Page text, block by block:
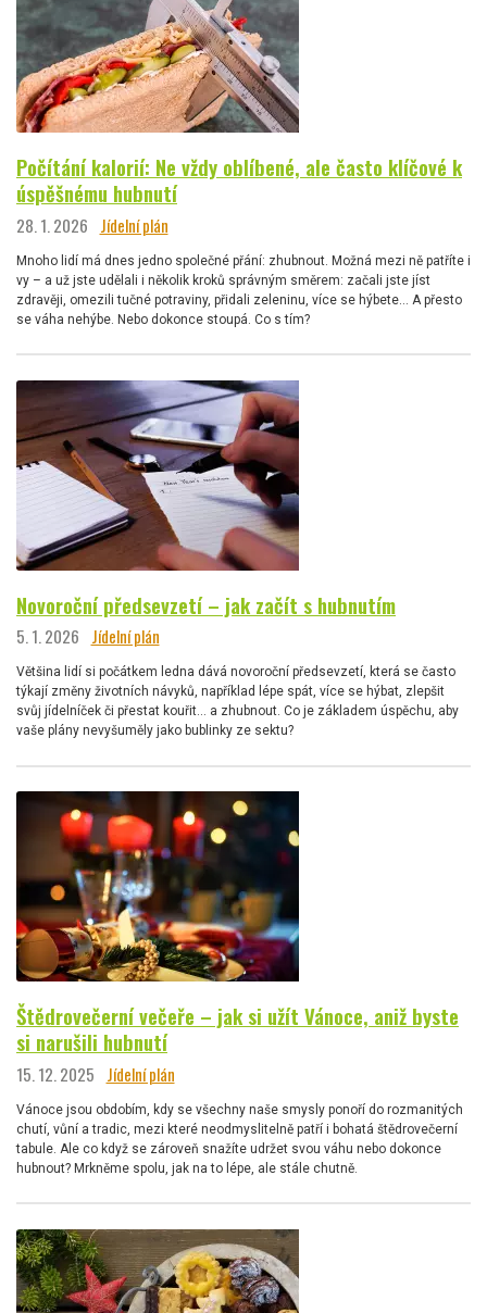
Počítání kalorií: Ne vždy oblíbené, ale často klíčové k
úspěšnému hubnutí
28. 1. 2026 Jídelní plán
Mnoho lidí má dnes jedno společné přání: zhubnout. Možná mezi ně patříte i
vy – a už jste udělali i několik kroků správným směrem: začali jste jíst
zdravěji, omezili tučné potraviny, přidali zeleninu, více se hýbete… A přesto
se váha nehýbe. Nebo dokonce stoupá. Co s tím?
Novoroční předsevzetí – jak začít s hubnutím
5. 1. 2026 Jídelní plán
Většina lidí si počátkem ledna dává novoroční předsevzetí, která se často
týkají změny životních návyků, například lépe spát, více se hýbat, zlepšit
svůj jídelníček či přestat kouřit… a zhubnout. Co je základem úspěchu, aby
vaše plány nevyšuměly jako bublinky ze sektu?
Štědrovečerní večeře – jak si užít Vánoce, aniž byste
si narušili hubnutí
15. 12. 2025 Jídelní plán
Vánoce jsou obdobím, kdy se všechny naše smysly ponoří do rozmanitých
chutí, vůní a tradic, mezi které neodmyslitelně patří i bohatá štědrovečerní
tabule. Ale co když se zároveň snažíte udržet svou váhu nebo dokonce
hubnout? Mrkněme spolu, jak na to lépe, ale stále chutně.